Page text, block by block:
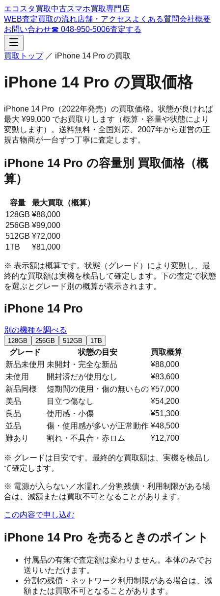
エコスタ買取中古スマホ買取専門店
WEB査定買取の流れ店舗・アクセス よくある質問会社概要
お問い合わせ☎ 048-950-5006査定する
買取トップ／ iPhone 14 Pro の買取
iPhone 14 Pro の買取価格
iPhone 14 Pro （2022年発売） の買取価格。 状態が良ければ
最大 ¥99,000 でお買取りします（概算・容量や状態により
変動します）。 送料無料・全国対応、 2007年から運営の正
規古物商が一台ずつ丁寧に査定します。
iPhone 14 Pro の容量別 買取価格（概
算）
容量
最大買取（概算）
128GB ¥88,000
256GB ¥99,000
512GB ¥72,000
1TB
¥81,000
※ 表示額は概算です。状態（グレード）により変動し、最
終的な買取額は実機を検品して確定します。下の査定で状態
を選ぶとグレード別の概算が表示されます。
iPhone 14 Pro
別の機種を調べる
128GB 256GB 512GB 1TB
グレード 状態の目安
買取概算
新品未使用 未開封・完全な新品
¥88,000
未使用
開封済だが使用なし
¥83,600
新品同様
短期間の使用・傷の無いもの ¥57,000
美品
目立つ傷なし
¥54,200
良品
使用感・小傷
¥51,300
並品
傷・使用感が多いが正常動作 ¥48,500
難あり
割れ・不具合・赤ロム ¥12,700
※ グレードは目安です。最終的な買取額は、実機を検品し
て確定します。
※ 電源が入らない／水濡れ／分割残債・利用制限がある場
合は、減額または買取不可となることがあります。
この内容で申し込む
iPhone 14 Pro を売るときのポイント
付属品の有無で査定額は変わりません。本体のみでお
送りいただけます。
分割の残債・ネットワーク利用制限がある場合は、減
額または買取不可となることがあります。